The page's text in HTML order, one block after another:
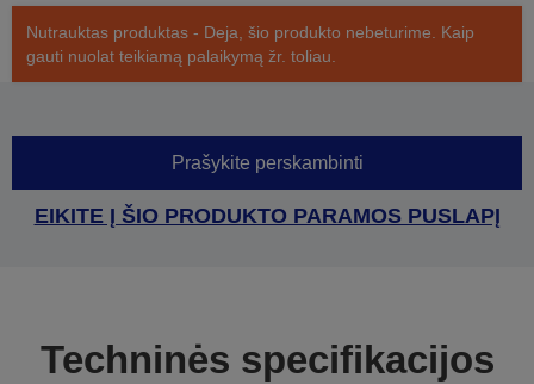
Nutrauktas produktas - Deja, šio produkto nebeturime. Kaip
gauti nuolat teikiamą palaikymą žr. toliau.
Prašykite perskambinti
EIKITE Į ŠIO PRODUKTO PARAMOS PUSLAPĮ
Techninės specifikacijos